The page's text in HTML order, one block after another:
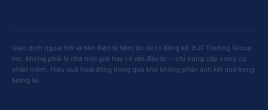
Giao dịch ngoại hối và tiền điện tử tiềm ẩn rủi ro đáng kể. BJF Trading Group
Inc. không phải là nhà môi giới hay cố vấn đầu tư — chỉ cung cấp công cụ
phần mềm. Hiệu quả hoạt động trong quá khứ không phản ánh kết quả trong
tương lai.